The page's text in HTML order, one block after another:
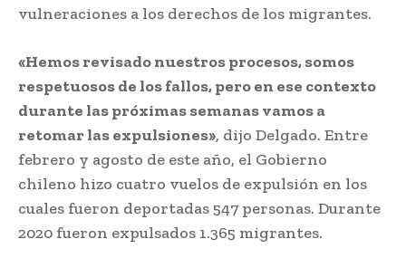
vulneraciones a los derechos de los migrantes.
«Hemos revisado nuestros procesos, somos
respetuosos de los fallos, pero en ese contexto
durante las próximas semanas vamos a
retomar las expulsiones», dijo Delgado. Entre
febrero y agosto de este año, el Gobierno
chileno hizo cuatro vuelos de expulsión en los
cuales fueron deportadas 547 personas. Durante
2020 fueron expulsados 1.365 migrantes.